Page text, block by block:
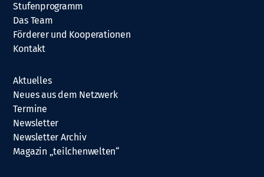
Stufenprogramm
Das Team
Förderer und Kooperationen
Kontakt
Aktuelles
Neues aus dem Netzwerk
Termine
Newsletter
Newsletter Archiv
Magazin „teilchenwelten“